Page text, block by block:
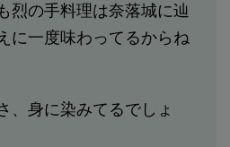
烈の手料理は奈落城に辿
に一度味わってるからね
、身に染みてるでしょ